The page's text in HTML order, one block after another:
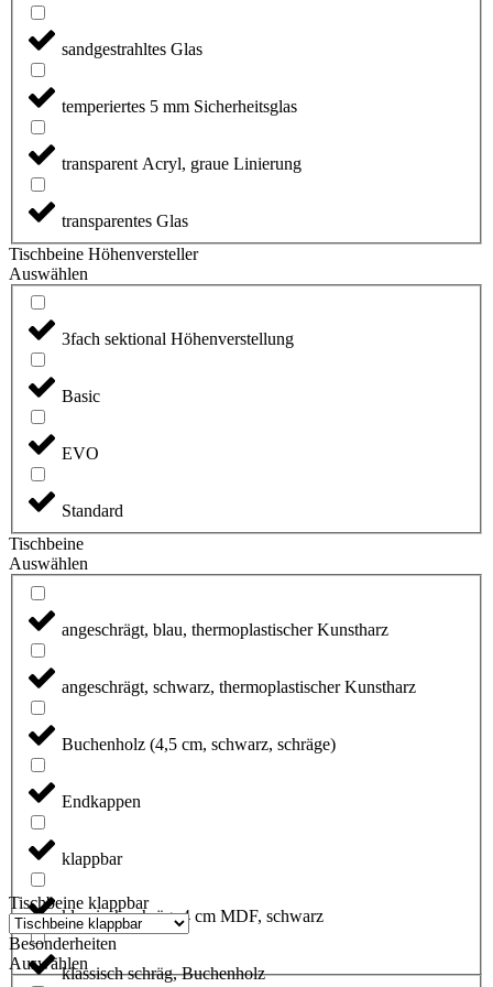
sandgestrahltes Glas
temperiertes 5 mm Sicherheitsglas
transparent Acryl, graue Linierung
transparentes Glas
Tischbeine Höhenversteller
Auswählen
3fach sektional Höhenverstellung
Basic
EVO
Standard
Tischbeine
Auswählen
angeschrägt, blau, thermoplastischer Kunstharz
angeschrägt, schwarz, thermoplastischer Kunstharz
Buchenholz (4,5 cm, schwarz, schräge)
Endkappen
klappbar
klassisch schräg, 4 cm MDF, schwarz
klassisch schräg, Buchenholz
Tischbeine klappbar
Besonderheiten
Auswählen